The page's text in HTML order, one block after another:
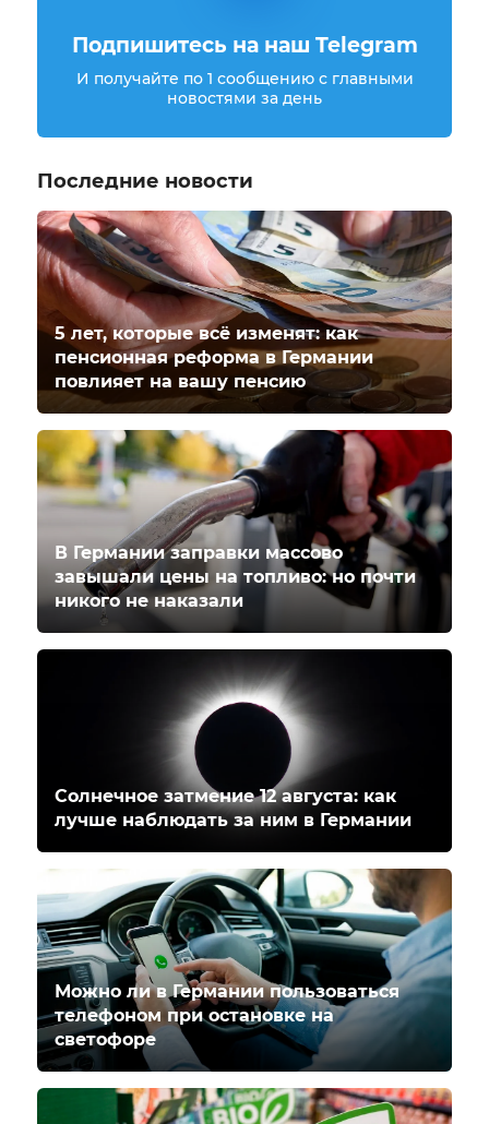
Подпишитесь на наш Telegram
И получайте по 1 сообщению с главными
новостями за день
Последние новости
5 лет, которые всё изменят: как
пенсионная реформа в Германии
повлияет на вашу пенсию
В Германии заправки массово
завышали цены на топливо: но почти
никого не наказали
Солнечное затмение 12 августа: как
лучше наблюдать за ним в Германии
Можно ли в Германии пользоваться
телефоном при остановке на
светофоре